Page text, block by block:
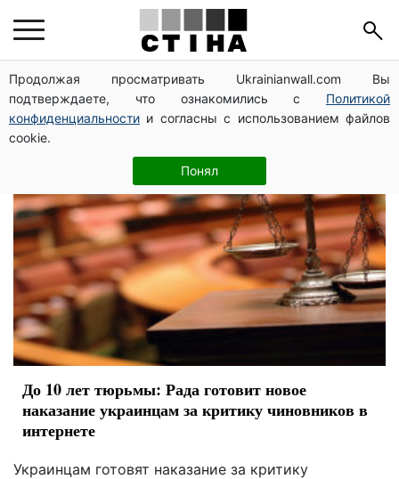
Продолжая просматривать Ukrainianwall.com Вы
подтверждаете, что ознакомились с Политикой
конфиденциальности и согласны с использованием файлов
cookie.
Понял
критика
До 10 лет тюрьмы: Рада готовит новое
наказание украинцам за критику чиновников в
интернете
Украинцам готовят наказание за критику